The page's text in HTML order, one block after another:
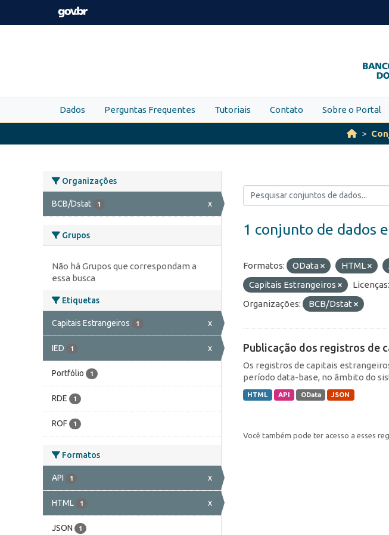
Skip to main content
Dados Perguntas Frequentes Tutoriais Contato Sobre o Portal
Organizações
BCB/Dstat 1 x
Grupos
Não há Grupos que correspondam a
essa busca
Etiquetas
Capitais Estrangeiros 1 x
IED 1 x
Portfólio 1
RDE 1
ROF 1
Formatos
API 1 x
HTML 1 x
JSON 1
1 conjunto de dados
Formatos: OData HTML
Capitais Estrangeiros
Licenças:
Organizações:
BCB/Dstat
Publicação dos registros de
Os registros de capitais
período data-base, no âmbito do
HTML API OData JSON
Você também pode ter acesso a esses